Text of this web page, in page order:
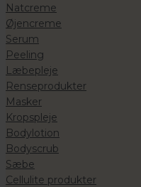
Natcreme
Øjencreme
Serum
Peeling
Læbepleje
Renseprodukter
Masker
Kropspleje
Bodylotion
Bodyscrub
Sæbe
Cellulite produkter